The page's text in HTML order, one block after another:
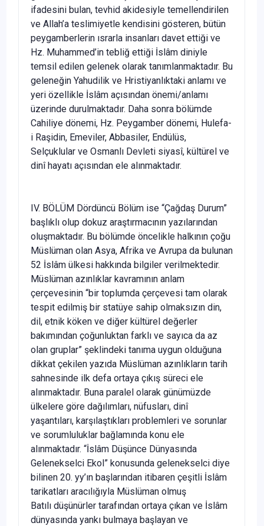
ifadesini bulan, tevhid akidesiyle temellendirilen
ve Allah’a teslimiyetle kendisini gösteren, bütün
peygamberlerin ısrarla insanları davet ettiği ve
Hz. Muhammed’in tebliğ ettiği İslâm diniyle
temsil edilen gelenek olarak tanımlanmaktadır. Bu
geleneğin Yahudilik ve Hristiyanlıktaki anlamı ve
yeri özellikle İslâm açısından önemi/anlamı
üzerinde durulmaktadır. Daha sonra bölümde
Cahiliye dönemi, Hz. Peygamber dönemi, Hulefa-
i Raşidin, Emeviler, Abbasiler, Endülüs,
Selçuklular ve Osmanlı Devleti siyasî, kültürel ve
dinî hayatı açısından ele alınmaktadır.
IV. BÖLÜM Dördüncü Bölüm ise “Çağdaş Durum”
başlıklı olup dokuz araştırmacının yazılarından
oluşmaktadır. Bu bölümde öncelikle halkının çoğu
Müslüman olan Asya, Afrika ve Avrupa da bulunan
52 İslâm ülkesi hakkında bilgiler verilmektedir.
Müslüman azınlıklar kavramının anlam
çerçevesinin “bir toplumda çerçevesi tam olarak
tespit edilmiş bir statüye sahip olmaksızın din,
dil, etnik köken ve diğer kültürel değerler
bakımından çoğunluktan farklı ve sayıca da az
olan gruplar” şeklindeki tanıma uygun olduğuna
dikkat çekilen yazıda Müslüman azınlıkların tarih
sahnesinde ilk defa ortaya çıkış süreci ele
alınmaktadır. Buna paralel olarak günümüzde
ülkelere göre dağılımları, nüfusları, dinî
yaşantıları, karşılaştıkları problemleri ve sorunlar
ve sorumluluklar bağlamında konu ele
alınmaktadır. “İslâm Düşünce Dünyasında
Gelenekselci Ekol” konusunda gelenekselci diye
bilinen 20. yy’ın başlarından itibaren çeşitli İslâm
tarikatları aracılığıyla Müslüman olmuş
Batılı düşünürler tarafından ortaya çıkan ve İslâm
dünyasında yankı bulmaya başlayan ve